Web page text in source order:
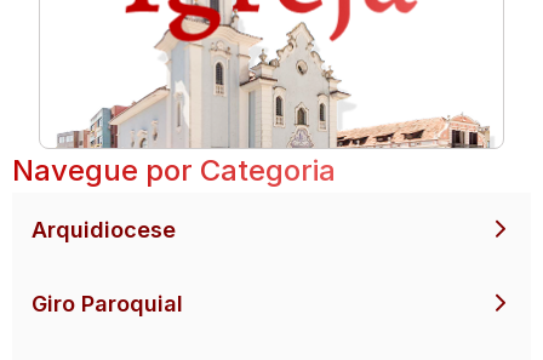
Navegue por Categoria
Arquidiocese
Giro Paroquial